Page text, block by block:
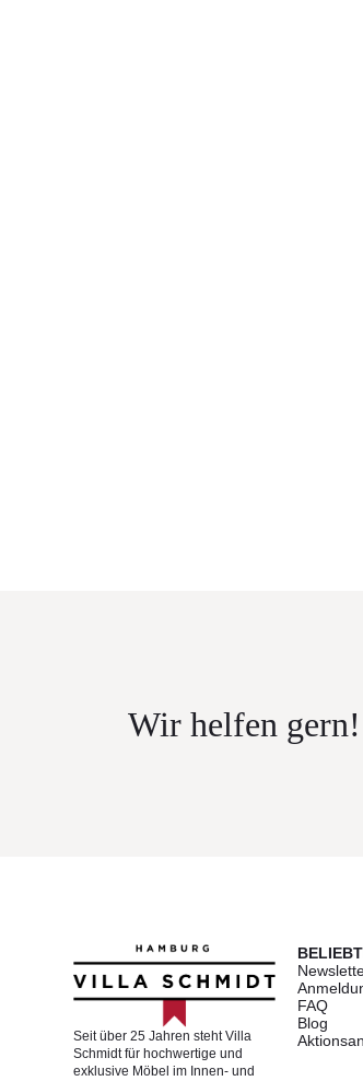
Wir helfen gern!
Seit über 25 Jahren steht Villa
Schmidt für hochwertige und
exklusive Möbel im Innen- und
FAQ
Blog